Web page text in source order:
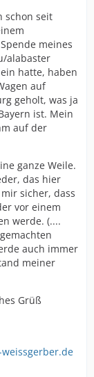
schon seit
meines
alabaster
hatte, haben
auf
geholt, was ja
ist. Mein
auf der
ganze Weile.
das hier
sicher, dass
vor einem
werde. (....
auch immer
meiner
Grüß